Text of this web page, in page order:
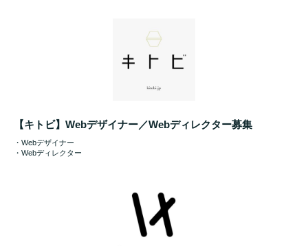
【キトビ】Webデザイナー／Webディレクター募集
・Webデザイナー
・Webディレクター